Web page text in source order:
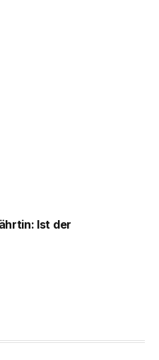
Ist der